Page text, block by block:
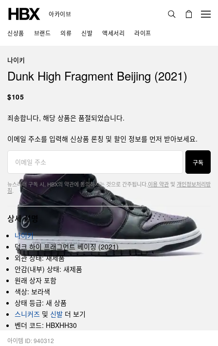
아카이브
신상품 브랜드 의류 신발 액세서리 라이프
나이키
Dunk High Fragment Beijing (2021)
$105
죄송합니다, 해당 상품은 품절되었습니다.
이메일 주소를 입력해 신상품 론칭 및 할인 정보를 먼저 받아보세요.
구독
뉴스레터 구독 시, HBX의 약관에 동의하시는 것으로 간주됩니다. 이용 약관 및 개인정보처리방
침
상세 설명
나이키
덩크 하이 프래그먼트 베이징 (2021)
외관 상태: 새제품
안감(내부) 상태: 새제품
원래 상자 포함
색상: 보라색
상태 등급: 새 상품
스니커즈 및 신발 더 보기
벤더 코드: HBXHH30
아이템 ID: 940312